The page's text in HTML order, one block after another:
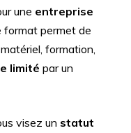
une entreprise
format permet de
formation,
limité par un
visez un statut